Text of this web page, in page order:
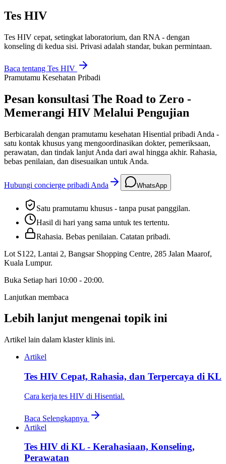
Tes HIV
Tes HIV cepat, setingkat laboratorium, dan RNA - dengan
konseling di kedua sisi. Privasi adalah standar, bukan permintaan.
Baca tentang Tes HIV
Pramutamu Kesehatan Pribadi
Pesan konsultasi The Road to Zero -
Memerangi HIV Melalui Pengujian
Berbicaralah dengan pramutamu kesehatan Hisential pribadi Anda -
satu kontak khusus yang mengoordinasikan dokter, pemeriksaan,
perawatan, dan tindak lanjut Anda dari awal hingga akhir. Rahasia,
bebas penilaian, dan disesuaikan untuk Anda.
Hubungi concierge pribadi Anda WhatsApp
Satu pramutamu khusus - tanpa pusat panggilan.
Hasil di hari yang sama untuk tes tertentu.
Rahasia. Bebas penilaian. Catatan pribadi.
Lot S122, Lantai 2, Bangsar Shopping Centre, 285 Jalan Maarof,
Kuala Lumpur.
Buka Setiap hari 10:00 - 20:00.
Lanjutkan membaca
Lebih lanjut mengenai topik ini
Artikel lain dalam klaster klinis ini.
Artikel
Tes HIV Cepat, Rahasia, dan Terpercaya di KL
Cara kerja tes HIV di Hisential.
Baca Selengkapnya
Artikel
Tes HIV di KL - Kerahasiaan, Konseling,
Perawatan